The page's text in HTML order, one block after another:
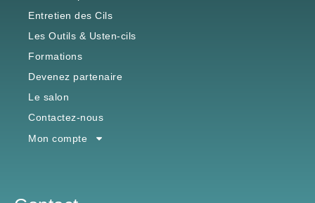
Colles Préparateurs et Dissolvants
Entretien des Cils
Les Outils & Usten-cils
Formations
Devenez partenaire
Le salon
Contactez-nous